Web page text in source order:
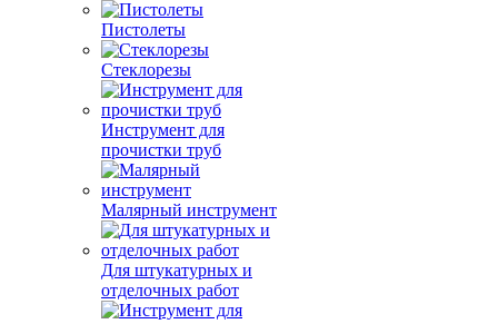
Пистолеты
Стеклорезы
Инструмент для
прочистки труб
Малярный инструмент
Для штукатурных и
отделочных работ